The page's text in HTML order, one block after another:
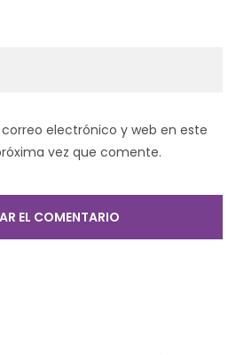
electrónico y web en este
vez que comente.